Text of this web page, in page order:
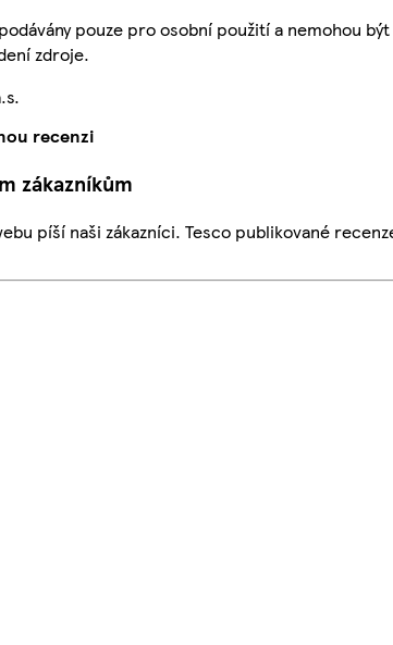
pouze pro osobní použití a nemohou
zdroje.
recenzi
zákazníkům
píší naši zákazníci. Tesco publikované